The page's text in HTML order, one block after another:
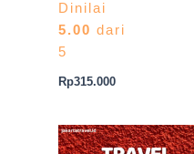
Dinilai
5.00 dari
5
Rp315.000